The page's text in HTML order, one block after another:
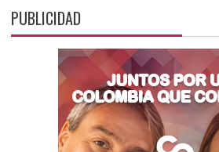
PUBLICIDAD